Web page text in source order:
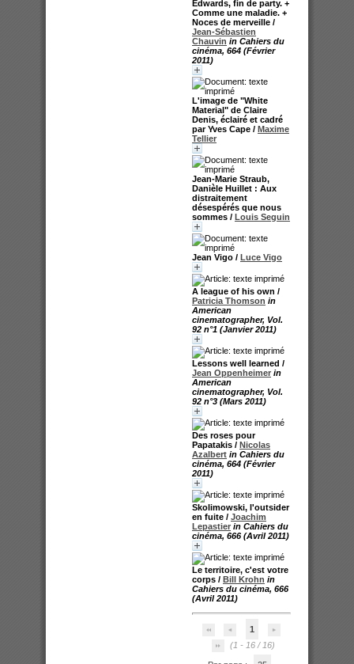
Edwards, fin de party. +
Comme une maladie. +
Noces de merveille /
Jean-Sébastien
Chauvin in Cahiers du
cinéma, 664 (Février
2011)
L'image de "White
Material" de Claire
Denis, éclairé et cadré
par Yves Cape / Maxime
Tellier
Jean-Marie Straub,
Danièle Huillet : Aux
distraitement
désespérés que nous
sommes / Louis Seguin
Jean Vigo / Luce Vigo
A league of his own /
Patricia Thomson in
American
cinematographer, Vol.
92 n°1 (Janvier 2011)
Lessons well learned /
Jean Oppenheimer in
American
cinematographer, Vol.
92 n°3 (Mars 2011)
Des roses pour
Papatakis / Nicolas
Azalbert in Cahiers du
cinéma, 664 (Février
2011)
Skolimowski, l'outsider
en fuite / Joachim
Lepastier in Cahiers du
cinéma, 666 (Avril 2011)
Le territoire, c'est votre
corps / Bill Krohn in
Cahiers du cinéma, 666
(Avril 2011)
1
(1 - 16 / 16)